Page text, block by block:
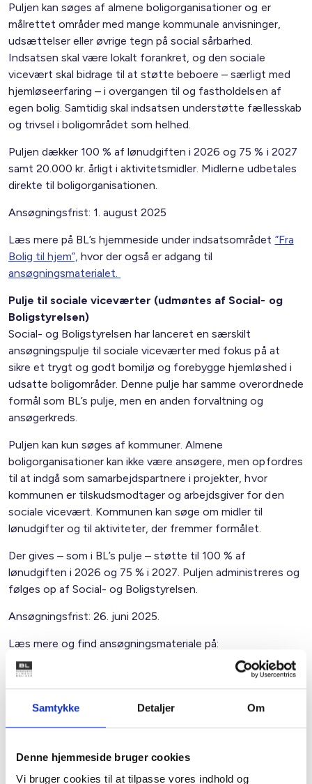
Samtykke Detaljer Om
Denne hjemmeside bruger cookies
Vi bruger cookies til at tilpasse vores indhold og
Puljen kan søges af almene boligorganisationer og er
målrettet områder med mange kommunale anvisninger,
udsættelser eller øvrige tegn på social sårbarhed.
Indsatsen skal være lokalt forankret, og den sociale
vicevært skal bidrage til at støtte beboere – særligt med
hjemløseerfaring – i overgangen til og fastholdelsen af
egen bolig. Samtidig skal indsatsen understøtte fællesskab
og trivsel i boligområdet som helhed.
Puljen dækker 100 % af lønudgiften i 2026 og 75 % i 2027
samt 20.000 kr. årligt i aktivitetsmidler. Midlerne udbetales
direkte til boligorganisationen.
Ansøgningsfrist: 1. august 2025
Læs mere på BL’s hjemmeside under indsatsområdet ”Fra
Bolig til hjem”, hvor der også er adgang til
ansøgningsmaterialet.
Pulje til sociale viceværter (udmøntes af Social- og
Boligstyrelsen)
Social- og Boligstyrelsen har lanceret en særskilt
ansøgningspulje til sociale viceværter med fokus på at
sikre et trygt og godt bomiljø og forebygge hjemløshed i
udsatte boligområder. Denne pulje har samme overordnede
formål som BL’s pulje, men en anden forvaltning og
ansøgerkreds.
Puljen kan kun søges af kommuner. Almene
boligorganisationer kan ikke være ansøgere, men opfordres
til at indgå som samarbejdspartnere i projekter, hvor
kommunen er tilskudsmodtager og arbejdsgiver for den
sociale vicevært. Kommunen kan søge om midler til
lønudgifter og til aktiviteter, der fremmer formålet.
Der gives – som i BL’s pulje – støtte til 100 % af
lønudgiften i 2026 og 75 % i 2027. Puljen administreres og
følges op af Social- og Boligstyrelsen.
Ansøgningsfrist: 26. juni 2025.
Læs mere og find ansøgningsmateriale på:
Ansøgningspulje til sociale viceværter til sikring af et trygt
og godt bomiljø samt forebyggelse af hjemløshed med
henblik på at understøtte en øget kommunal boliganvisning
| Social- og Boligstyrelsen.
BL anbefaler, at boligorganisationer, der ønsker at